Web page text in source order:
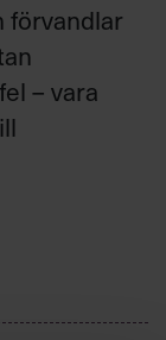
förvandlar
– vara